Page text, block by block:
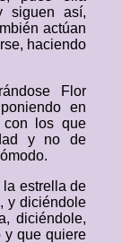
siguen así,
actúan
haciendo
Flor
en
con los que
y no de
la estrella de
y diciéndole
diciéndole,
y que quiere